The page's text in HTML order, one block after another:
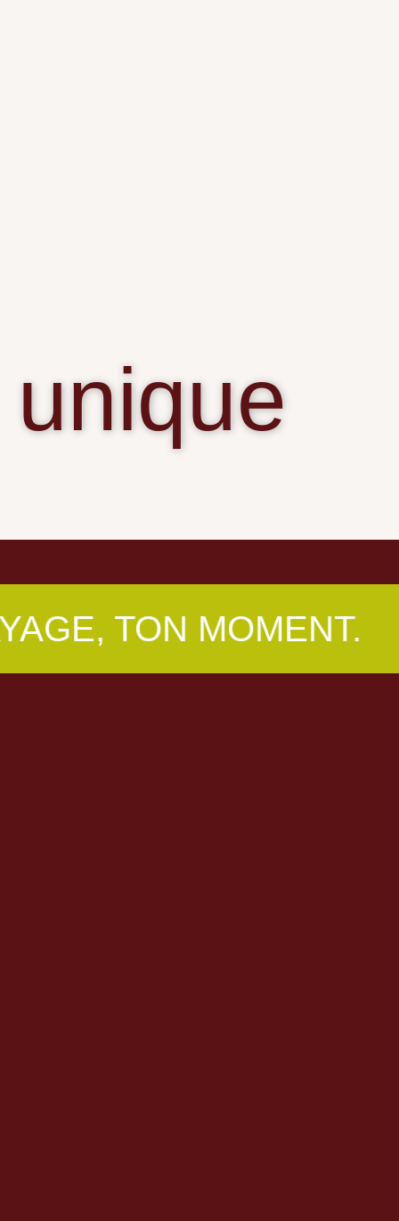
unique
MOMENT. TON